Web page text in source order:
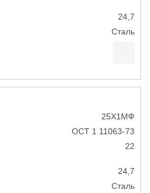
24,7
Сталь
25Х1МФ
ОСТ 1 11063-73
22
24,7
Сталь